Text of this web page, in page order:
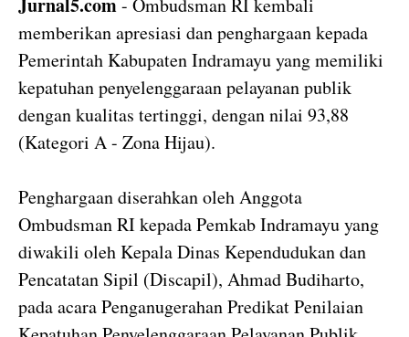
- Ombudsman RI kembali
memberikan apresiasi dan penghargaan kepada
Pemerintah Kabupaten Indramayu yang memiliki
kepatuhan penyelenggaraan pelayanan publik
dengan kualitas tertinggi, dengan nilai 93,88
(Kategori A - Zona Hijau).
Penghargaan diserahkan oleh Anggota
Ombudsman RI kepada Pemkab Indramayu yang
diwakili oleh Kepala Dinas Kependudukan dan
Pencatatan Sipil (Discapil), Ahmad Budiharto,
pada acara Penganugerahan Predikat Penilaian